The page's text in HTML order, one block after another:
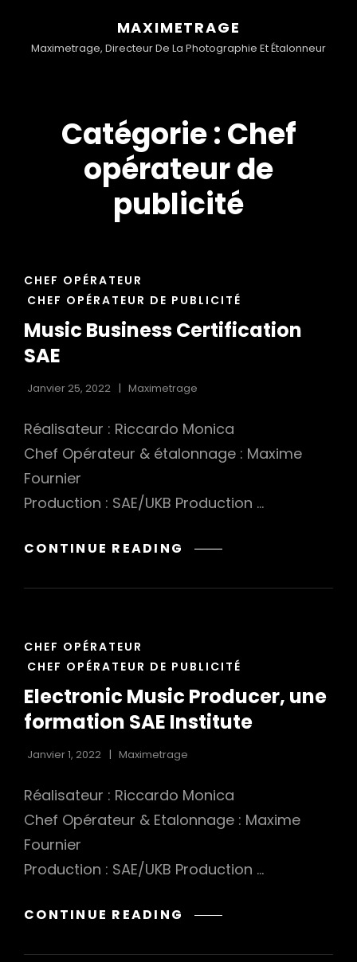
MAXIMETRAGE
Maximetrage, Directeur De La Photographie Et Étalonneur
Catégorie :Chef
opérateur de
publicité
CAT
LINKS
CHEF OPÉRATEUR
CHEF OPÉRATEUR DE PUBLICITÉ
Music Business Certification
SAE
Janvier 25, 2022 Maximetrage
Réalisateur : Riccardo Monica
Chef Opérateur & étalonnage : Maxime
Fournier
Production : SAE/UKB Production …
CONTINUE READING MUSIC
CERTIFICATION
CAT
LINKS
CHEF OPÉRATEUR
CHEF OPÉRATEUR DE PUBLICITÉ
Electronic Music Producer, une
formation SAE Institute
Janvier 1, 2022 Maximetrage
Réalisateur : Riccardo Monica
Chef Opérateur & Etalonnage : Maxime
Fournier
Production : SAE/UKB Production …
CONTINUE READING ELECTRONIC
PRODUCER,